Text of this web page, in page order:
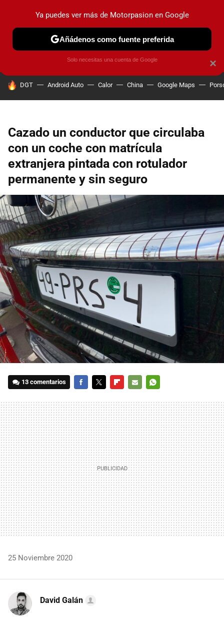
PRUEBAS COCHES ELÉCTRICOS OBSERVATORIO
HOY SE HABLA DE
DGT Android Auto Calor China Google Maps
Cazado un conductor que circulaba
con un coche con matrícula
extranjera pintada con rotulador
permanente y sin seguro
13 comentarios
MAIL
25 Noviembre 2020
David Galán
×
Ya puedes ver más de Motorpasion en Google
Añádenos como fuente preferida
Solo necesitas una cuenta de Google